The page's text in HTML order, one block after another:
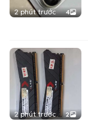
2 phút trước 4
2 phút trước 2